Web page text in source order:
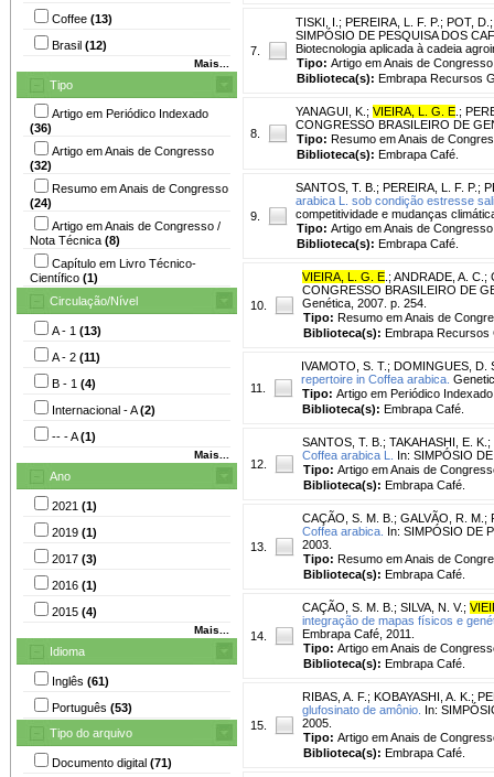
Coffee (13)
Brasil (12)
Mais...
Tipo
Artigo em Periódico Indexado
(36)
Artigo em Anais de Congresso
(32)
Resumo em Anais de Congresso
(24)
Artigo em Anais de Congresso /
Nota Técnica (8)
Capítulo em Livro Técnico-
Científico (1)
Circulação/Nível
A - 1 (13)
A - 2 (11)
B - 1 (4)
Internacional - A(2)
-- - A(1)
Mais...
Ano
2021 (1)
2019 (1)
2017 (3)
2016 (1)
2015 (4)
Mais...
Idioma
Inglês (61)
Português (53)
Tipo do arquivo
Documento digital (71)
7.
TISKI, I. ; PEREIRA, L. F. P. ; POT, D.
SIMPÓSIO DE PESQUISA DOS
Biotecnologia aplicada à cadeia
Tipo: Artigo em Anais de
Biblioteca(s): Embrapa Recursos
8.
YANAGUI, K. ; VIEIRA, L. G. E ;
CONGRESSO BRASILEIRO DE
Tipo: Resumo em Anais de
Biblioteca(s): Embrapa Café.
9.
SANTOS, T. B. ; PEREIRA, L. F. P. ;
arabica L. sob condição estresse
competitividade e mudanças
Tipo: Artigo em Anais de Congresso
Biblioteca(s): Embrapa Café.
10.
VIEIRA, L. G. E ; ANDRADE, A. C. ;
CONGRESSO BRASILEIRO DE
Genética, 2007. p. 254.
Tipo: Resumo em Anais de
Biblioteca(s): Embrapa Recursos
11.
IVAMOTO, S. T. ; DOMINGUES, D.
repertoire in Coffea arabica.
Tipo: Artigo em Periódico Indexado
Biblioteca(s): Embrapa Café.
12.
SANTOS, T. B. ; TAKAHASHI, E. K. ;
Coffea arabica L.
In: SIMPÓSIO
Tipo: Artigo em Anais de
Biblioteca(s): Embrapa Café.
13.
CAÇÃO, S. M. B. ; GALVÃO, R. M. ;
Coffea arabica. In: SIMPÓSIO DE
2003.
Tipo: Resumo em Anais de
Biblioteca(s): Embrapa Café.
14.
CAÇÃO, S. M. B. ; SILVA, N. V.;
integração de mapas físicos e
Embrapa Café, 2011.
Tipo: Artigo em Anais de
Biblioteca(s): Embrapa Café.
15.
RIBAS, A. F. ; KOBAYASHI, A. K. ;
glufosinato de amônio. In:
2005.
Tipo: Artigo em Anais de
Biblioteca(s): Embrapa Café.